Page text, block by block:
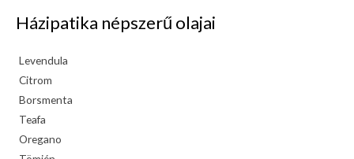
Házipatika népszerű olajai
Levendula
Citrom
Borsmenta
Teafa
Oregano